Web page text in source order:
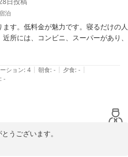
泊
す。低料金が魅力です。寝るだけの人
所には、コンビニ、スーパーがあり、
ション: 4 | 朝食: - | 夕食: - |
: -
うございます。
ありがとうございます。その上、お